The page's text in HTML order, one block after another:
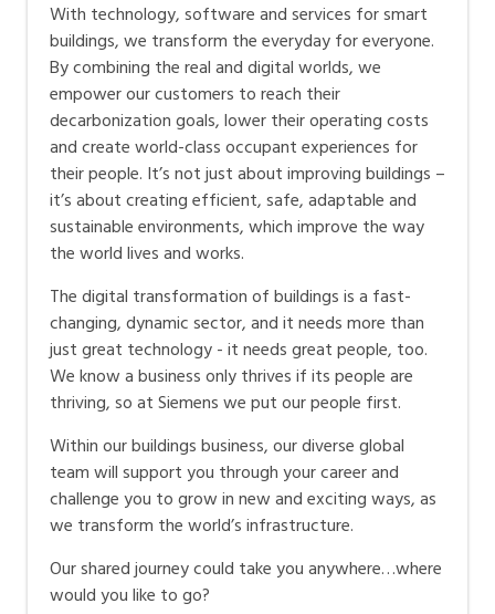
weltweit machen Siemens zu einem entscheidenden
Faktor für den Wissensstandort Schweiz. In der
Dekarbonisierung und der Digitalisierung der
Infrastruktur übernimmt Siemens Schweiz eine
Vorreiterrolle.
Arbeiten bei Siemens
Improving everyday
Wir sind das richtige Unternehmen für dich, wenn du
einen direkten Einfluss auf den Alltag haben willst und
diesen mit zukunftsweisenden Technologien aktiv
mitgestalten und verbessern möchtest.
Welcome to the new world of work
Wir sind der richtige Arbeitgeber für dich, wenn du in
einer offenen und flexiblen Arbeitswelt auf neue Art
und Weise Grosses bewegen möchtest und dabei
With technology, software and services for smart
buildings, we transform the everyday for everyone.
By combining the real and digital worlds, we
empower our customers to reach their
decarbonization goals, lower their operating costs
and create world-class occupant experiences for
their people. It’s not just about improving buildings –
it’s about creating efficient, safe, adaptable and
sustainable environments, which improve the way
the world lives and works.
The digital transformation of buildings is a fast-
changing, dynamic sector, and it needs more than
just great technology - it needs great people, too.
We know a business only thrives if its people are
thriving, so at Siemens we put our people first.
Within our buildings business, our diverse global
team will support you through your career and
challenge you to grow in new and exciting ways, as
we transform the world’s infrastructure.
Our shared journey could take you anywhere…where
would you like to go?